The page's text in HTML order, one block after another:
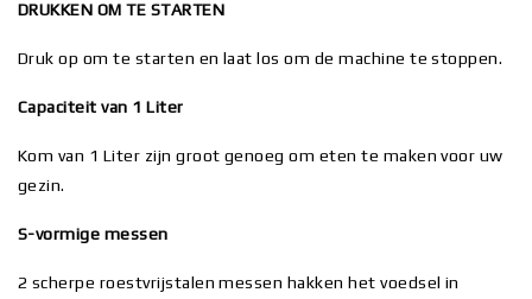
DRUKKEN OM TE STARTEN
Druk op om te starten en laat los om de machine te stoppen.
Capaciteit van 1 Liter
Kom van 1 Liter zijn groot genoeg om eten te maken voor uw
gezin.
S-vormige messen
2 scherpe roestvrijstalen messen hakken het voedsel in